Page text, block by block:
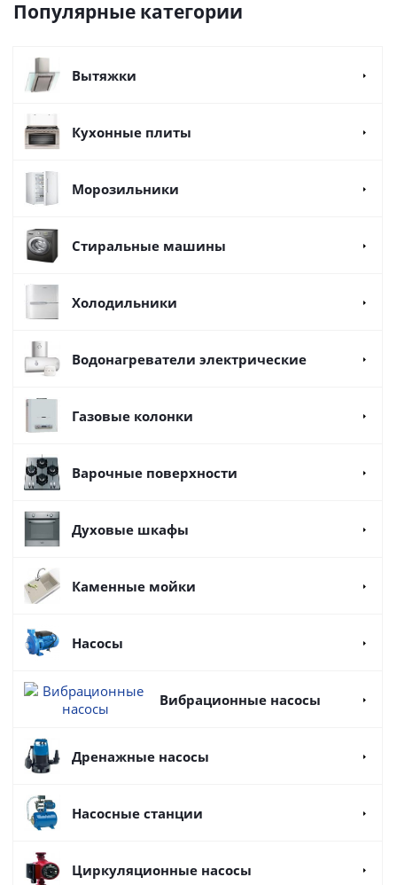
Популярные категории
Вытяжки
Кухонные плиты
Морозильники
Стиральные машины
Холодильники
Водонагреватели электрические
Газовые колонки
Варочные поверхности
Духовые шкафы
Каменные мойки
Насосы
Вибрационные насосы
Дренажные насосы
Насосные станции
Циркуляционные насосы